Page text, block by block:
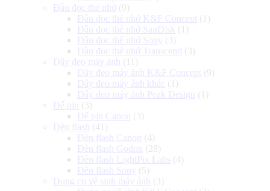
Đầu đọc thẻ nhớ (9)
Đầu đọc thẻ nhớ K&F Concept (1)
Đầu đọc thẻ nhớ SanDisk (1)
Đầu đọc thẻ nhớ Sony (3)
Đầu đọc thẻ nhớ Transcend
(3)
Dây đeo máy ảnh
(11)
Dây đeo máy ảnh K&F Concept (9)
Dây đeo máy ảnh khác (1)
Dây đeo máy ảnh Peak Design
(1)
Đế pin
(3)
Đế pin Canon
(3)
Đèn flash
(41)
Đèn flash Canon
(4)
Đèn flash Godox (28)
Đèn flash LightPix Labs (4)
Đèn flash Sony (5)
Dụng cụ vệ sinh máy ảnh
(3)